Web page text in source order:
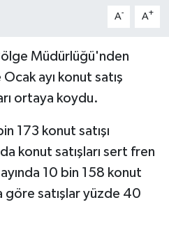
A- A+
Müdürlüğü'nden
ayı konut satış
ortaya koydu.
173 konut satışı
konut satışları sert fren
10 bin 158 konut
göre satışlar yüzde 40